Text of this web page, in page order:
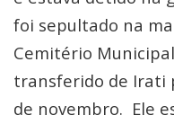
foi sepultado na
Cemitério
transferido de Irati
de novembro. Ele